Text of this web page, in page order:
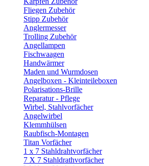
Fliegen Zubehör
Stipp Zubehör
Anglermesser
Trolling Zubehör
Angellampen
Fischwaagen
Handwärmer
Maden und Wurmdosen
Angelboxen - Kleinteileboxen
Polarisations-Brille
Reparatur - Pflege
Wirbel, Stahlvorfächer
Angelwirbel
Klemmhülsen
Raubfisch-Montagen
Titan Vorfächer
1 x 7 Stahldrahtvorfächer
7 X 7 Stahldrathvorfächer